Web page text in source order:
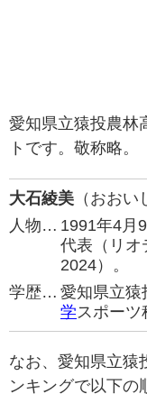
愛知県立猿投農林
トです。敬称略。
大石綾美 （おおい
人物… 1991年4月
代表（リオ
2024）。
学歴… 愛知県立
学スポーツ
なお、愛知県立猿
ンキングで以下の